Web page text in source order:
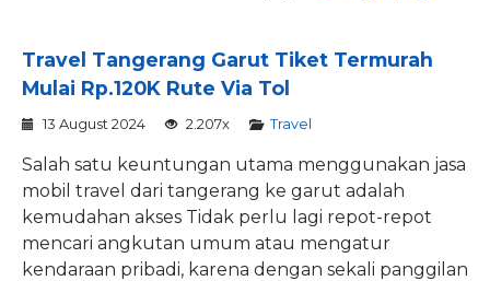
Travel Tangerang Garut Tiket Termurah
Mulai Rp.120K Rute Via Tol
13 August 2024 2.207x Travel
Salah satu keuntungan utama menggunakan jasa
mobil travel dari tangerang ke garut adalah
kemudahan akses Tidak perlu lagi repot-repot
mencari angkutan umum atau mengatur
kendaraan pribadi, karena dengan sekali panggilan